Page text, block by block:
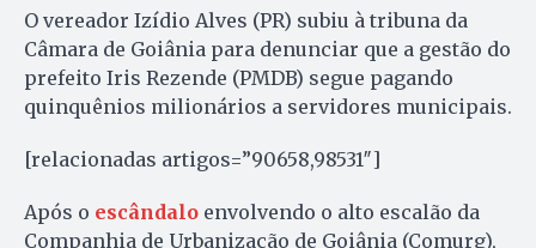
O vereador Izídio Alves (PR) subiu à tribuna da
Câmara de Goiânia para denunciar que a gestão do
prefeito Iris Rezende (PMDB) segue pagando
quinquênios milionários a servidores municipais.
[relacionadas artigos=”90658,98531″]
Após o escândalo envolvendo o alto escalão da
Companhia de Urbanização de Goiânia (Comurg),